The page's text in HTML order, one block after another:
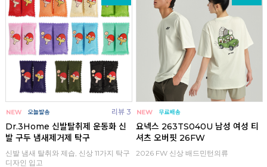
리뷰 3
Dr.3Home 신발탈취제 운동화 신
발 구두 냄새제거제 탁구
신발 냄새 탈취와 제습, 신상 11가지 탁구
디자인 입고
요넥스 263TS040U 남성 여성 티
셔츠 오버핏 26FW
2026 FW 신상 배드민턴의류